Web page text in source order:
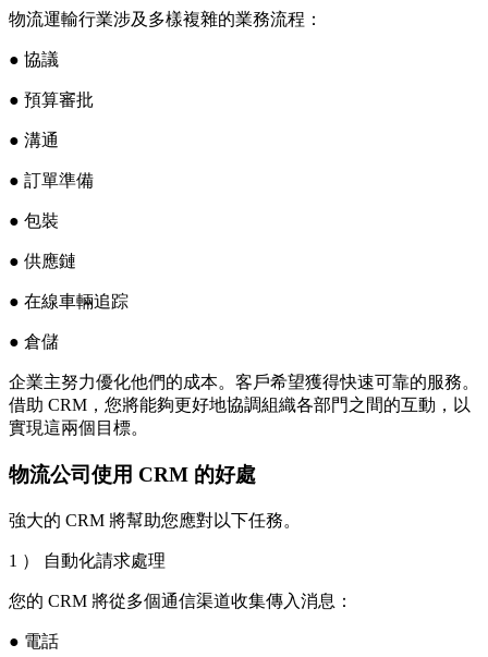
物流運輸行業涉及多樣複雜的業務流程：
● 協議
● 預算審批
● 溝通
● 訂單準備
● 包裝
● 供應鏈
● 在線車輛追踪
● 倉儲
企業主努力優化他們的成本。客戶希望獲得快速可靠的服務。
借助 CRM，您將能夠更好地協調組織各部門之間的互動，以
實現這兩個目標。
物流公司使用 CRM 的好處
強大的 CRM 將幫助您應對以下任務。
1 ） 自動化請求處理
您的 CRM 將從多個通信渠道收集傳入消息：
● 電話